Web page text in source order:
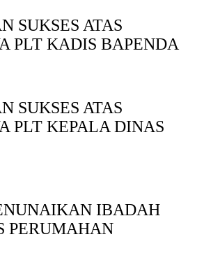
SUKSES ATAS
PLT KADIS BAPENDA
SUKSES ATAS
PLT KEPALA DINAS
IBADAH
PERUMAHAN